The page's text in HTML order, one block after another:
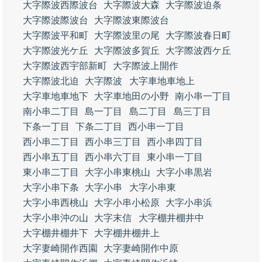
大字際波西際波台 大字際波大森
大字際波迫条
大字際波際波台
大字際波東際波台
大字際波平和町
大字際波里の尾
大字際波春日町
大字際波光ケ丘
大字際波多賀丘
大字際波西ケ丘
大字際波西宇部新町
大字際波上開作
大字際波北迫
大字際波
大字車地車地上
大字車地車地下
大字車地田の小野
南小串一丁目
南小串二丁目
島一丁目 島二丁目
島三丁目
下条一丁目
下条二丁目
西小串一丁目
西小串二丁目
西小串三丁目
西小串四丁目
西小串五丁目
西小串六丁目
東小串一丁目
東小串二丁目
大字小串東桃山
大字小串黒岩
大字小串下条
大字小串
大字小串東
大字小串西桃山
大字小串小松原
大字小串浜
大字小串沖の山
大字末信
大字棚井棚井中
大字棚井棚井下
大字棚井棚井上
大字妻崎開作西園
大字妻崎開作中原